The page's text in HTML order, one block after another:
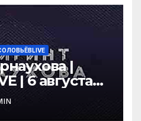
|
| 6 августа